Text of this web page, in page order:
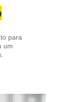
para
um